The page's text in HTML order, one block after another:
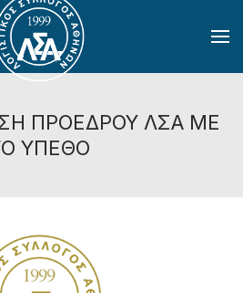
ΠΡΟΕΔΡΟΥ ΛΣΑ ΜΕ
ΥΠΕΘΟ